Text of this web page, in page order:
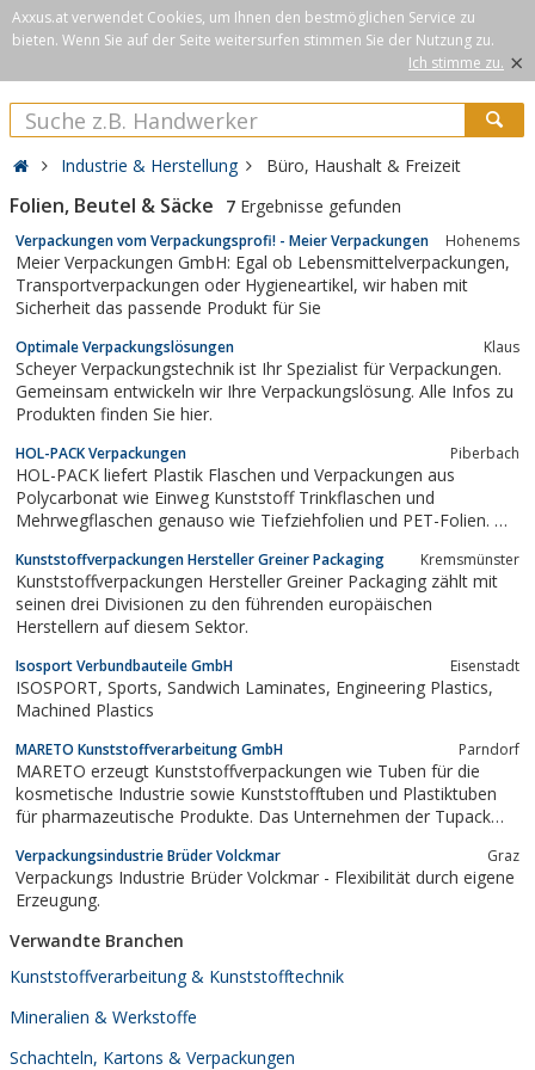
Axxus.at verwendet Cookies, um Ihnen den bestmöglichen Service zu
bieten. Wenn Sie auf der Seite weitersurfen stimmen Sie der Nutzung zu.
Ich stimme zu. ×
Industrie & Herstellung Büro, Haushalt & Freizeit
Folien, Beutel & Säcke 7 Ergebnisse gefunden
Verpackungen vom Verpackungsprofi! - Meier Verpackungen Hohenems
Meier Verpackungen GmbH: Egal ob Lebensmittelverpackungen,
Transportverpackungen oder Hygieneartikel, wir haben mit
Sicherheit das passende Produkt für Sie
Optimale Verpackungslösungen Klaus
Scheyer Verpackungstechnik ist Ihr Spezialist für Verpackungen.
Gemeinsam entwickeln wir Ihre Verpackungslösung. Alle Infos zu
Produkten finden Sie hier.
HOL-PACK Verpackungen Piberbach
HOL-PACK liefert Plastik Flaschen und Verpackungen aus
Polycarbonat wie Einweg Kunststoff Trinkflaschen und
Mehrwegflaschen genauso wie Tiefziehfolien und PET-Folien. Ob
Polycarbonatflaschen für Sport und Reha, Produkte.
Kunststoffverpackungen Hersteller Greiner Packaging Kremsmünster
Kunststoffverpackungen Hersteller Greiner Packaging zählt mit
seinen drei Divisionen zu den führenden europäischen
Herstellern auf diesem Sektor.
Isosport Verbundbauteile GmbH Eisenstadt
ISOSPORT, Sports, Sandwich Laminates, Engineering Plastics,
Machined Plastics
MARETO Kunststoffverarbeitung GmbH Parndorf
MARETO erzeugt Kunststoffverpackungen wie Tuben für die
kosmetische Industrie sowie Kunststofftuben und Plastiktuben
für pharmazeutische Produkte. Das Unternehmen der Tupack
Hersteller von Verpackungen für globale Kosmetikkonzerne und
die Nahrungsmittel.
Verpackungsindustrie Brüder Volckmar Graz
Verpackungs Industrie Brüder Volckmar - Flexibilität durch eigene
Erzeugung.
Verwandte Branchen
Kunststoffverarbeitung & Kunststofftechnik
Mineralien & Werkstoffe
Schachteln, Kartons & Verpackungen